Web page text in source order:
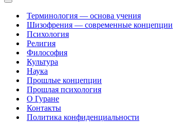
Меню
навигацииТерминология — основа учения
Шизофрения — современные концепции
Психология
Религия
Философия
Культура
Наука
Прошлые концепции
Прошлая психология
О Гуране
Контакты
Политика конфиденциальности